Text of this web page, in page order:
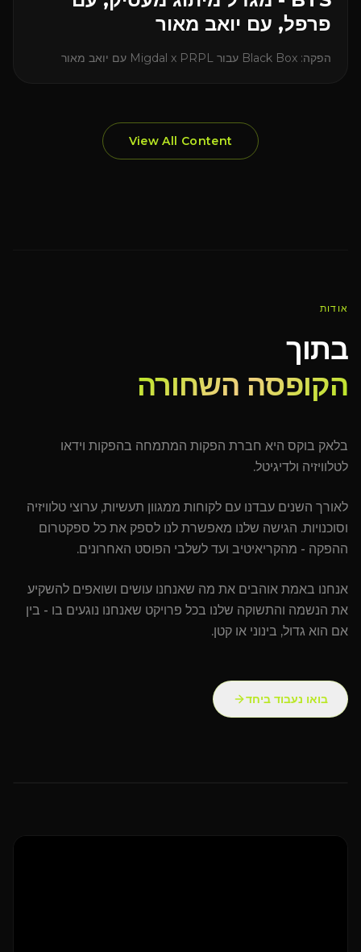
פרפל, עם יואב מאור
הפקה: Black Box עבור Migdal x PRPL עם יואב מאור
View All Content
אודות
בתוך
הקופסה השחורה
בלאק בוקס היא חברת הפקות המתמחה בהפקות וידאו
לטלוויזיה ולדיגיטל.
לאורך השנים עבדנו עם לקוחות ממגוון תעשיות, ערוצי טלוויזיה
וסוכנויות. הגישה שלנו מאפשרת לנו לספק את כל ספקטרום
ההפקה - מהקריאיטיב ועד לשלבי הפוסט האחרונים.
אנחנו באמת אוהבים את מה שאנחנו עושים ושואפים להשקיע
את הנשמה והתשוקה שלנו בכל פרויקט שאנחנו נוגעים בו - בין
אם הוא גדול, בינוני או קטן.
בואו נעבוד ביחד